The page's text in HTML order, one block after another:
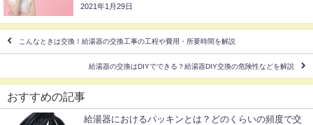
2021年1月29日
こんなときは交換！給湯器の交換工事の工程や費用・所要時間を解説
給湯器の交換はDIYでできる？給湯器DIY交換の危険性などを解説
おすすめの記事
給湯器におけるパッキンとは？どのくらいの頻度で交